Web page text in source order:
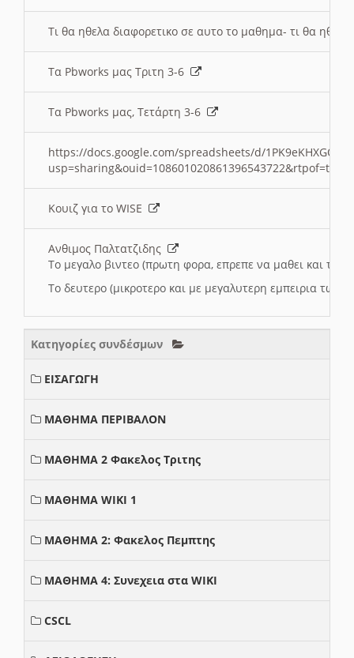
Τι θα ηθελα διαφορετικο σε αυτο το μαθημα- τι θα
Τα Pbworks μας Τριτη 3-6
Τα Pbworks μας, Τετάρτη 3-6
https://docs.google.com/spreadsheets/d/
Κουιζ για το WISE
Ανθιμος Παλτατζιδης
Το μεγαλο βιντεο (πρωτη φορα, επρεπε να μαθει και το
Το δευτερο (μικροτερο και με μεγαλυτερη εμπειρια
Κατηγορίες συνδέσμων
ΕΙΣΑΓΩΓΗ
ΜΑΘΗΜΑ ΠΕΡΙΒΑΛΟΝ
ΜΑΘΗΜΑ 2 Φακελος Τριτης
ΜΑΘΗΜΑ WIKI 1
ΜΑΘΗΜΑ 2: Φακελος Πεμπτης
ΜΑΘΗΜΑ 4: Συνεχεια στα WIKI
CSCL